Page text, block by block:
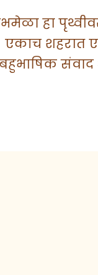
हा
एकाच शहरात